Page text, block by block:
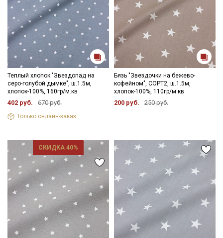
Теплый хлопок "Звездопад на
серо-голубой дымке", ш.1.5м,
хлопок-100%, 160гр/м.кв
402 руб. 670 руб.
Только онлайн-заказ
Бязь "Звездочки на бежево-
кофейном", СОРТ2, ш.1.5м,
хлопок-100%, 110гр/м.кв
200 руб. 250 руб.
СКИДКА 40%